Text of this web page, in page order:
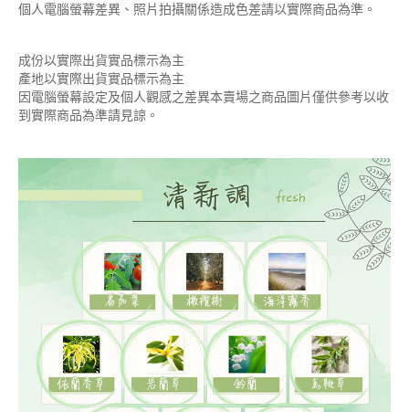
個人電腦螢幕差異、照片拍攝關係造成色差請以實際商品為準。
成份以實際出貨實品標示為主
產地以實際出貨實品標示為主
因電腦螢幕設定及個人觀感之差異本賣場之商品圖片僅供參考以收
到實際商品為準請見諒。